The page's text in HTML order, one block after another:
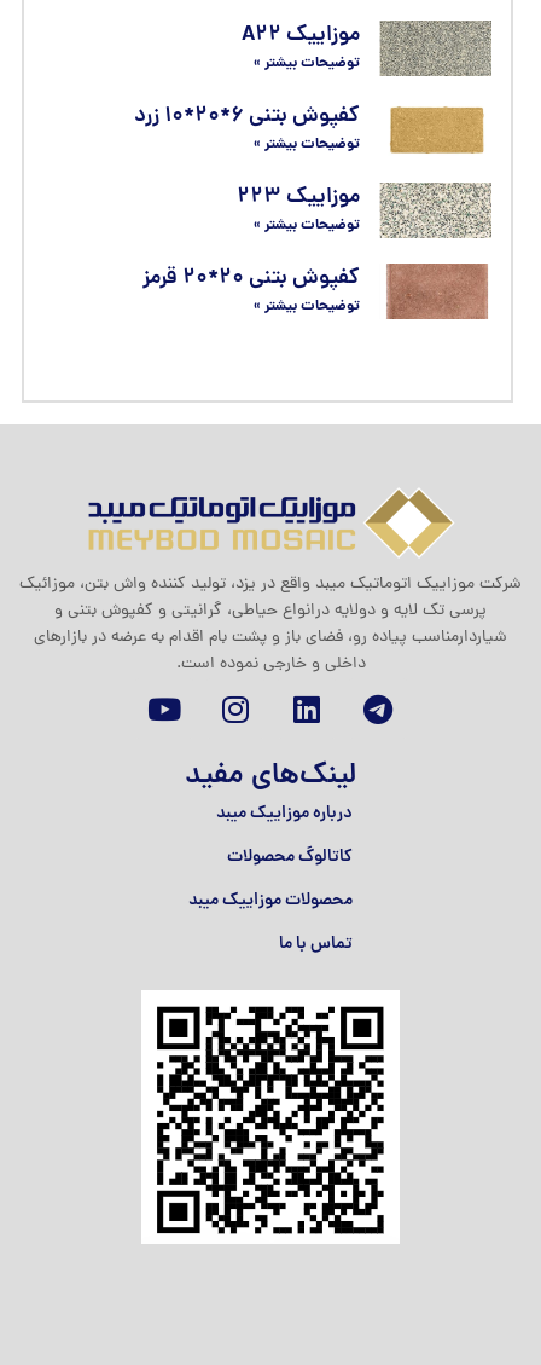
موزاییک A۲۲
توضیحات بیشتر »
کفپوش بتنی ۶*۲۰*۱۰ زرد
توضیحات بیشتر »
موزاییک ۲۲۳
توضیحات بیشتر »
کفپوش بتنی ۲۰*۲۰ قرمز
توضیحات بیشتر »
شرکت موزاييک اتوماتيک ميبد واقع در یزد، تولید کننده واش بتن، موزائیک
پرسی تک لایه و دولایه درانواع حیاطی، گرانیتی و کفپوش بتنی و
شیاردارمناسب پیاده رو، فضای باز و پشت بام اقدام به عرضه در بازارهای
داخلی و خارجی نموده است.
لینک‌های مفید
درباره موزاییک میبد
کاتالوگ محصولات
محصولات موزاییک میبد
تماس با ما